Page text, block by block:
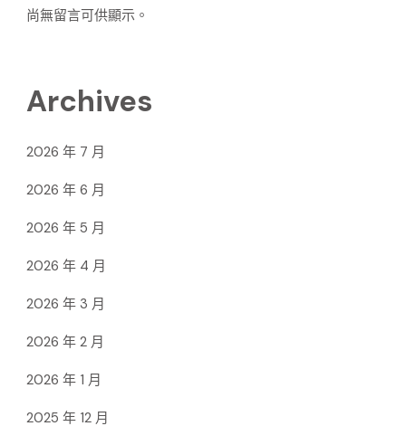
尚無留言可供顯示。
Archives
2026 年 7 月
2026 年 6 月
2026 年 5 月
2026 年 4 月
2026 年 3 月
2026 年 2 月
2026 年 1 月
2025 年 12 月